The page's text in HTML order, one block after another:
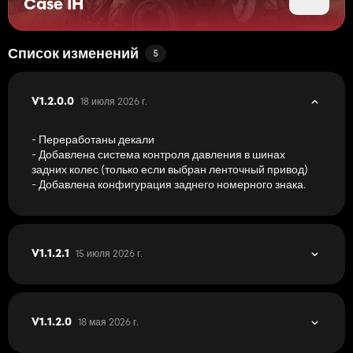
Case IH
Список изменений 5
V1.2.0.0 18 июля 2026 г.
- Переработаны декали
- Добавлена система контроля давления в шинах
задних колес (только если выбран ленточный привод)
- Добавлена конфигурация заднего номерного знака.
V1.1.2.1 15 июля 2026 г.
V1.1.2.0 18 мая 2026 г.